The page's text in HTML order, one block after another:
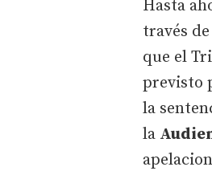
Hasta
través
que el
previsto
la
la